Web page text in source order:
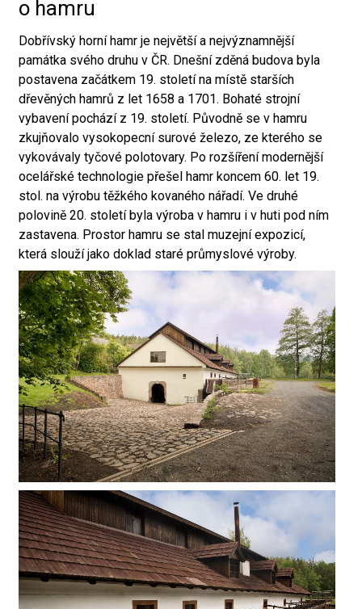
o hamru
Dobřívský horní hamr je největší a nejvýznamnější
památka svého druhu v ČR. Dnešní zděná budova byla
postavena začátkem 19. století na místě starších
dřevěných hamrů z let 1658 a 1701. Bohaté strojní
vybavení pochází z 19. století. Původně se v hamru
zkujňovalo vysokopecní surové železo, ze kterého se
vykovávaly tyčové polotovary. Po rozšíření modernější
ocelářské technologie přešel hamr koncem 60. let 19.
stol. na výrobu těžkého kovaného nářadí. Ve druhé
polovině 20. století byla výroba v hamru i v huti pod ním
zastavena. Prostor hamru se stal muzejní expozicí,
která slouží jako doklad staré průmyslové výroby.